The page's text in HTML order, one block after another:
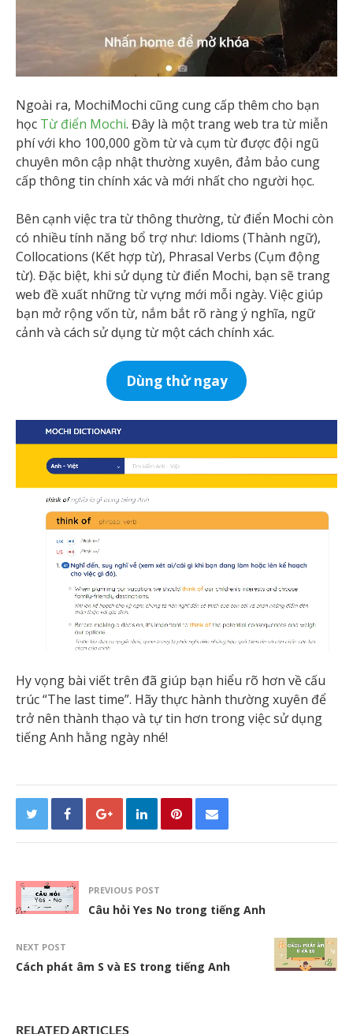
Ngoài ra, MochiMochi cũng cung cấp thêm cho bạn
học Từ điển Mochi. Đây là một trang web tra từ miễn
phí với kho 100,000 gồm từ và cụm từ được đội ngũ
chuyên môn cập nhật thường xuyên, đảm bảo cung
cấp thông tin chính xác và mới nhất cho người học.
Bên cạnh việc tra từ thông thường, từ điển Mochi còn
có nhiều tính năng bổ trợ như: Idioms (Thành ngữ),
Collocations (Kết hợp từ), Phrasal Verbs (Cụm động
từ). Đặc biệt, khi sử dụng từ điển Mochi, bạn sẽ trang
web đề xuất những từ vựng mới mỗi ngày. Việc giúp
bạn mở rộng vốn từ, nắm bắt rõ ràng ý nghĩa, ngữ
cảnh và cách sử dụng từ một cách chính xác.
Dùng thử ngay
Hy vọng bài viết trên đã giúp bạn hiểu rõ hơn về cấu
trúc “The last time”. Hãy thực hành thường xuyên để
trở nên thành thạo và tự tin hơn trong việc sử dụng
tiếng Anh hằng ngày nhé!
PREVIOUS POST
Câu hỏi Yes No trong tiếng Anh
NEXT POST
Cách phát âm S và ES trong tiếng Anh
RELATED ARTICLES